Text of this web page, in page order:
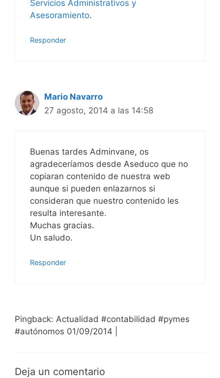
Servicios Administrativos y
Asesoramiento.
Responder
Mario Navarro
27 agosto, 2014 a las 14:58
Buenas tardes Adminvane, os
agradeceríamos desde Aseduco que no
copiaran contenido de nuestra web
aunque si pueden enlazarnos si
consideran que nuestro contenido les
resulta interesante.
Muchas gracias.
Un saludo.
Responder
Pingback: Actualidad #contabilidad #pymes
#autónomos 01/09/2014 |
Deja un comentario